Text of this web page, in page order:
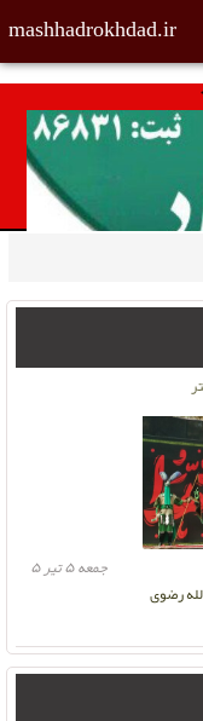
mashhadrokhdad.ir
رضوی
جمعه ۵ تیر ۵